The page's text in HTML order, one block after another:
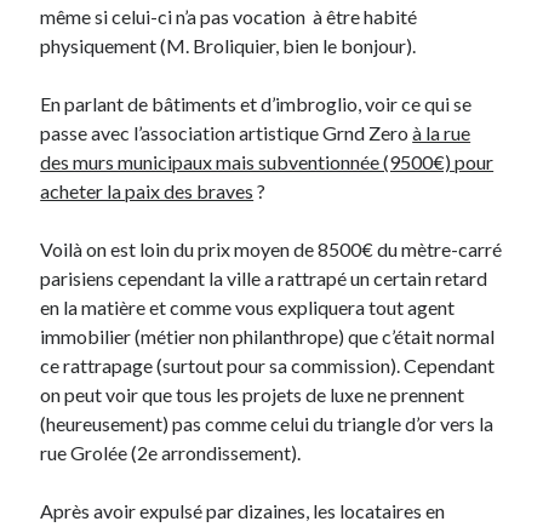
même si celui-ci n’a pas vocation à être habité
physiquement (M. Broliquier, bien le bonjour).
En parlant de bâtiments et d’imbroglio, voir ce qui se
passe avec l’association artistique Grnd Zeroà la rue
des murs municipaux mais subventionnée (9500€) pour
acheter la paix des braves ?
Voilà on est loin du prix moyen de 8500€ du mètre-carré
parisiens cependant la ville a rattrapé un certain retard
en la matière et comme vous expliquera tout agent
immobilier (métier non philanthrope) que c’était normal
ce rattrapage (surtout pour sa commission). Cependant
on peut voir que tous les projets de luxe ne prennent
(heureusement) pas comme celui du triangle d’or vers la
rue Grolée (2e arrondissement).
Après avoir expulsé par dizaines, les locataires en